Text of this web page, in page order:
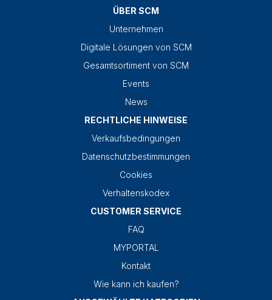
ÜBER SCM
Unternehmen
Digitale Lösungen von SCM
Gesamtsortiment von SCM
Events
News
RECHTLICHE HINWEISE
Verkaufsbedingungen
Datenschutzbestimmungen
Cookies
Verhaltenskodex
CUSTOMER SERVICE
FAQ
MYPORTAL
Kontakt
Wie kann ich kaufen?